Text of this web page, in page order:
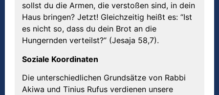
sollst du die Armen, die verstoßen sind, in dein
Haus bringen? Jetzt! Gleichzeitig heißt es: “Ist
es nicht so, dass du dein Brot an die
Hungernden verteilst?” (Jesaja 58,7).
Soziale Koordinaten
Die unterschiedlichen Grundsätze von Rabbi
Akiwa und Tinius Rufus verdienen unsere